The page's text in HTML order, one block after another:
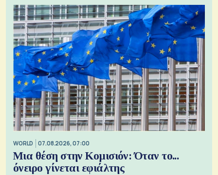
WORLD 07.08.2026, 07:00
Μια θέση στην Κομισιόν: Όταν το...
όνειρο γίνεται εφιάλτης